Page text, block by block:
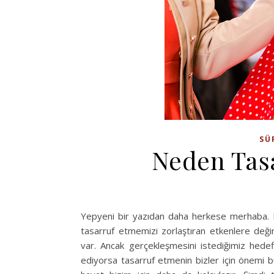
Neden
Yepyeni bir yazıdan daha herkese
tasarruf etmemizi zorlaştıran etkenlere
var. Ancak gerçekleşmesini istediğimiz
ediyorsa tasarruf etmenin bizler için önemi